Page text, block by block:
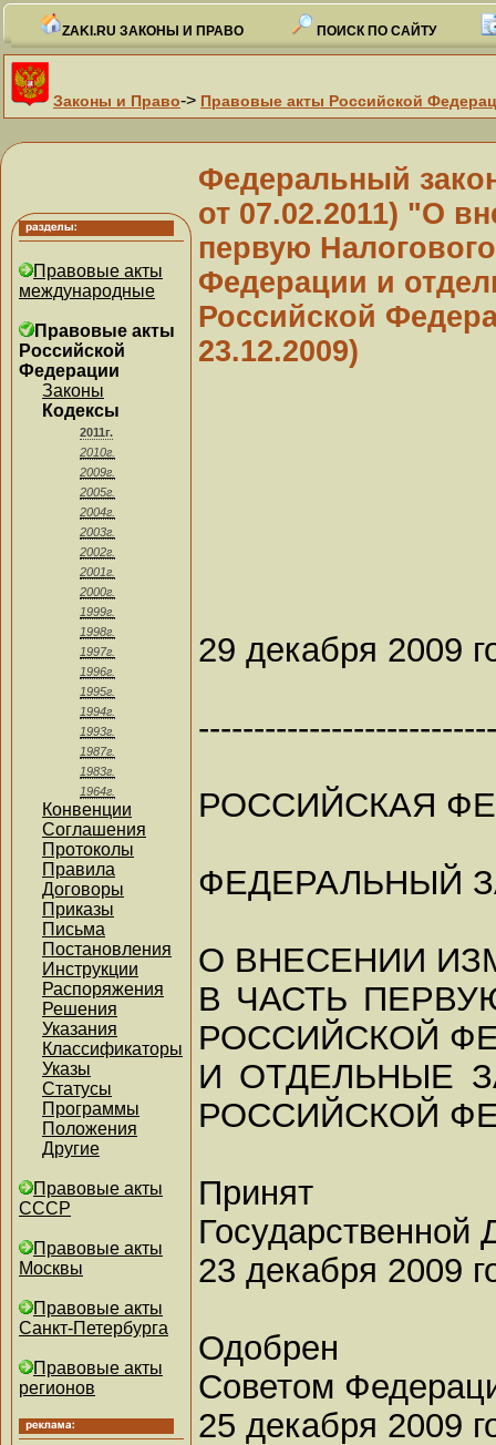
ZAKI.RU ЗАКОНЫ И ПРАВО ПОИСК ПО САЙТУ
Законы и Право-> Правовые акты Российской
Правовые акты
международные
Правовые акты
Российской
Федерации
Законы
Кодексы
2011г.
2010г.
2009г.
2005г.
2004г.
2003г.
2002г.
2001г.
2000г.
1999г.
1998г.
1997г.
1996г.
1995г.
1994г.
1993г.
1987г.
1983г.
1964г.
Конвенции
Соглашения
Протоколы
Правила
Договоры
Приказы
Письма
Постановления
Инструкции
Распоряжения
Решения
Указания
Классификаторы
Указы
Статусы
Программы
Положения
Другие
Правовые акты
СССР
Правовые акты
Москвы
Правовые акты
Санкт-Петербурга
Правовые акты
регионов
Федеральный
от 07.02.2011) "О
первую
Федерации и
Российской
23.12.2009)
29 декабря 2009
РОССИЙСКАЯ
ФЕДЕРАЛЬНЫЙ
О ВНЕСЕНИИ
В ЧАСТЬ
РОССИЙСКОЙ
И ОТДЕЛЬНЫЕ
РОССИЙСКОЙ
Принят
Государственной
23 декабря 2009
Одобрен
Советом
25 декабря 2009